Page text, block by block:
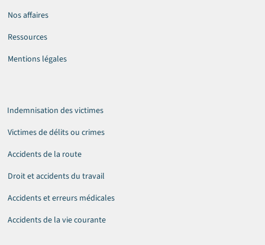
Nos affaires
Ressources
Mentions légales
Indemnisation des victimes
Victimes de délits ou crimes
Accidents de la route
Droit et accidents du travail
Accidents et erreurs médicales
Accidents de la vie courante